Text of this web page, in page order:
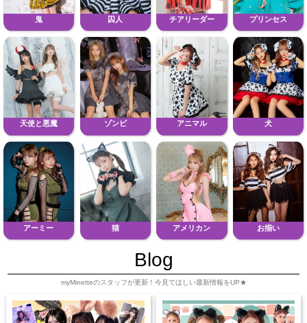
鬼 囚人 チアリーダー プリンセス
天使と悪魔 ゾンビ アニマル 犬
アーミー 猫 アメリカン お揃い
Blog
myMinetteのスタッフが更新！今見てほしい最新情報をUP★